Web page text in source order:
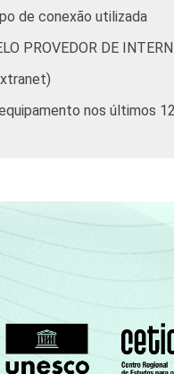
de conexão utilizada
PROVEDOR DE
nos últimos